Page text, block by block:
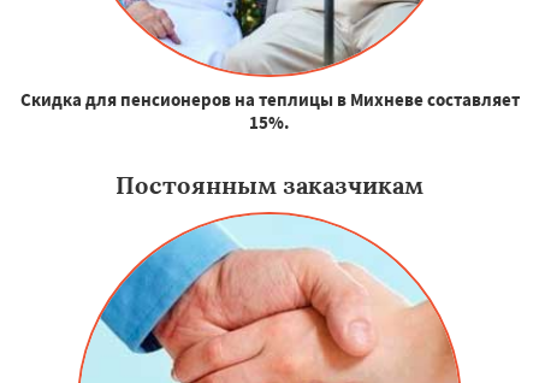
Скидка для пенсионеров на теплицы в Михневе составляет
15%.
Постоянным заказчикам